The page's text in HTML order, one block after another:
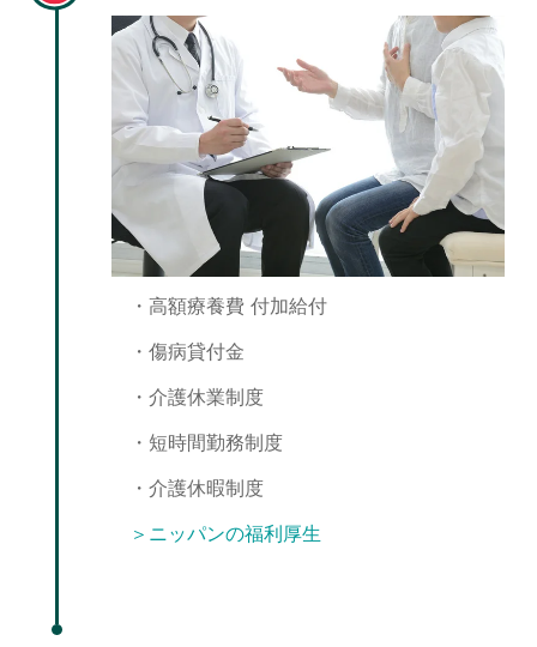
・高額療養費 付加給付
・傷病貸付金
・介護休業制度
・短時間勤務制度
・介護休暇制度
＞ニッパンの福利厚生